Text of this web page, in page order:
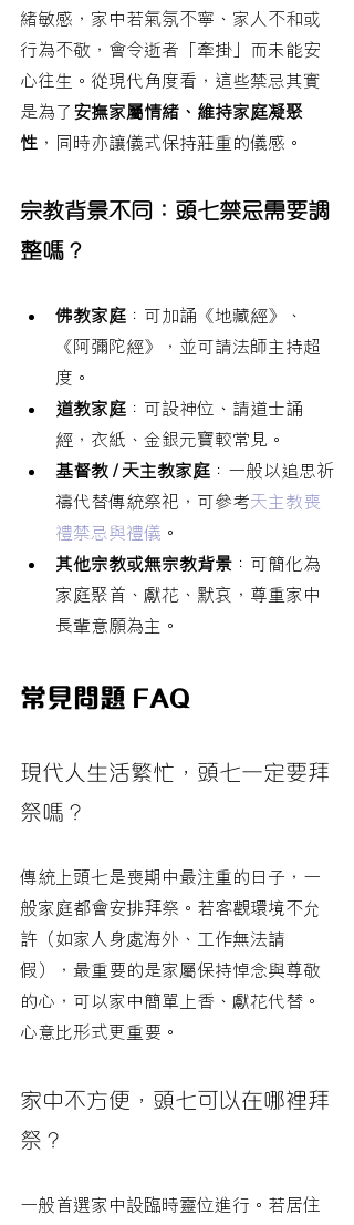
緒敏感，家中若氣氛不寧、家人不和或
行為不敬，會令逝者「牽掛」而未能安
心往生。從現代角度看，這些禁忌其實
是為了 安撫家屬情緒、維持家庭凝聚
性 ，同時亦讓儀式保持莊重的儀感。
宗教背景不同：頭七禁忌需要調
整嗎？
佛教家庭 ：可加誦《地藏經》、
《阿彌陀經》，並可請法師主持超
度。
道教家庭 ：可設神位、請道士誦
經，衣紙、金銀元寶較常見。
基督教 / 天主教家庭 ：一般以追思祈
禱代替傳統祭祀，可參考天主教喪
禮禁忌與禮儀 。
其他宗教或無宗教背景 ：可簡化為
家庭聚首、獻花、默哀，尊重家中
長輩意願為主。
常見問題 FAQ
現代人生活繁忙，頭七一定要拜
祭嗎？
傳統上頭七是喪期中最注重的日子，一
般家庭都會安排拜祭。若客觀環境不允
許（如家人身處海外、工作無法請
假），最重要的是家屬保持悼念與尊敬
的心，可以家中簡單上香、獻花代替。
心意比形式更重要。
家中不方便，頭七可以在哪裡拜
祭？
一般首選家中設臨時靈位進行。若居住